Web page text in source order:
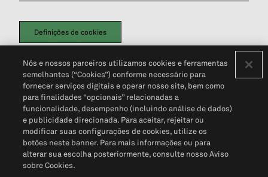
Definições de cookies
Política de PrivacidadePortal de privacidade do cliente (em inglês)
Não Venda Minhas Informações Pessoais© 2026 S&P Global
Nós e nossos parceiros utilizamos cookies e ferramentas
semelhantes (“Cookies”) conforme necessário para
fornecer serviços digitais e operar nosso site, bem como
para finalidades “opcionais” relacionadas a
funcionalidade, desempenho (incluindo análise de dados)
e publicidade direcionada. Para aceitar, rejeitar ou
modificar suas configurações de cookies, utilize os
botões neste banner. Para mais informações ou para
alterar sua escolha posteriormente, consulte nosso Aviso
sobre Cookies.